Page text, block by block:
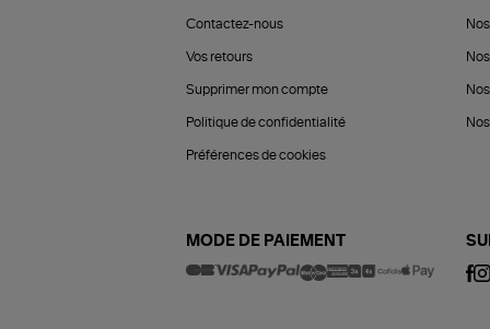
Contactez-nous
Vos retours
Supprimer mon compte
Politique de confidentialité
Préférences de cookies
MODE DE PAIEMENT